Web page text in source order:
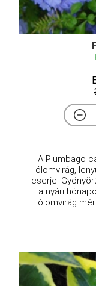
A Plumbago
ólomvirág,
cserje.
a nyári
ólomvirág